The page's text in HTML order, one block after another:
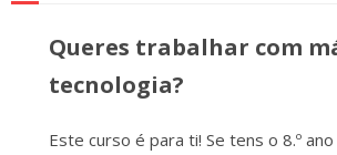
Alunos
INSCRIÇÕES
Queres trabalhar com
tecnologia?
Este curso é para ti! Se tens o 8.º